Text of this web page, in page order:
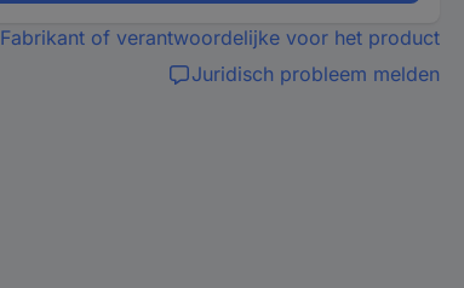
Fabrikant of verantwoordelijke voor het product
Juridisch probleem melden